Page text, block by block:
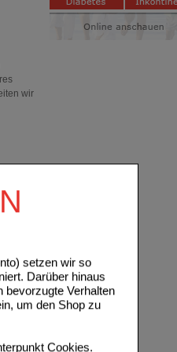
setzen wir so
Darüber hinaus
bevorzugte Verhalten
um den Shop zu
Cookies.
wir